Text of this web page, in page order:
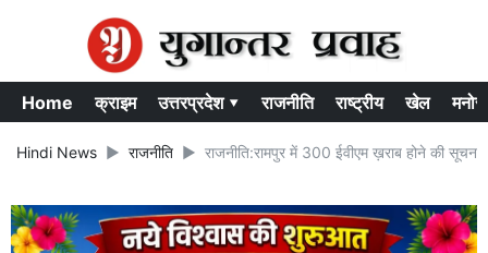
Home क्राइम उत्तरप्रदेश ▾ राजनीति राष्ट्रीय खेल
Hindi News राजनीति राजनीति:रामपुर में 300 ईवीएम ख़राब होने की